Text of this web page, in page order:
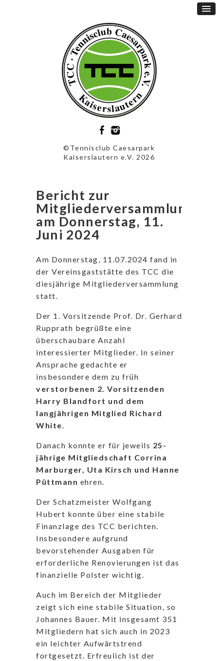
©Tennisclub Caesarpark
Kaiserslautern e.V. 2026
Bericht zur
Mitgliederversammlung
am Donnerstag, 11.
Juni 2024
Am Donnerstag, 11.07.2024 fand in
der Vereinsgaststätte des TCC die
diesjährige Mitgliederversammlung
statt.
Der 1. Vorsitzende Prof. Dr. Gerhard
Rupprath begrüßte eine
überschaubare Anzahl
interessierter Mitglieder. In seiner
Ansprache gedachte er
insbesondere dem zu früh
verstorbenen 2. Vorsitzenden
Harry Blandfort und dem
langjährigen Mitglied Richard
White.
Danach konnte er für jeweils 25-
jährige Mitgliedschaft Corrina
Marburger, Uta Kirsch und Hanne
Püttmann ehren.
Der Schatzmeister Wolfgang
Hubert konnte über eine stabile
Finanzlage des TCC berichten.
Insbesondere aufgrund
bevorstehender Ausgaben für
erforderliche Renovierungen ist das
finanzielle Polster wichtig.
Auch im Bereich der Mitglieder
zeigt sich eine stabile Situation, so
Johannes Bauer. Mit insgesamt 351
Mitgliedern hat sich auch in 2023
ein leichter Aufwärtstrend
fortgesetzt. Erfreulich ist der